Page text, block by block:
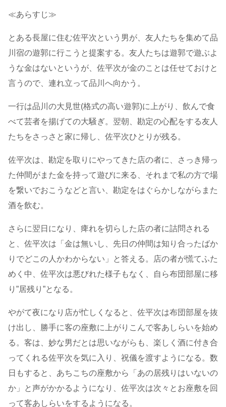
≪あらすじ≫
とある長屋に住む佐平次という男が、友人たちを集めて品
川宿の遊郭に行こうと提案する。友人たちは遊郭で遊ぶよ
うな金はないというが、佐平次が金のことは任せておけと
言うので、連れ立って品川へ向かう。
一行は品川の大見世(格式の高い遊郭)に上がり、飲んで食
べて芸者を揚げての大騒ぎ。翌朝、勘定の心配をする友人
たちをさっさと家に帰し、佐平次ひとりが残る。
佐平次は、勘定を取りにやってきた店の者に、さっき帰っ
た仲間がまた金を持って遊びに来る、それまで私の方で場
を繋いでおこうなどと言い、勘定をはぐらかしながらまた
酒を飲む。
さらに翌日になり、痺れを切らした店の者に詰問される
と、佐平次は「金は無いし、先日の仲間は知り合ったばか
りでどこの人かわからない」と答える。店の者が慌てふた
めく中、佐平次は悪びれた様子もなく、自ら布団部屋に移
り”居残り”となる。
やがて夜になり店が忙しくなると、佐平次は布団部屋を抜
け出し、勝手に客の座敷に上がりこんで客あしらいを始め
る。客は、妙な男だとは思いながらも、楽しく酒に付き合
ってくれる佐平次を気に入り、祝儀を渡すようになる。数
日もすると、あちこちの座敷から「あの居残りはいないの
か」と声がかかるようになり、佐平次は次々とお座敷を回
って客あしらいをするようになる。